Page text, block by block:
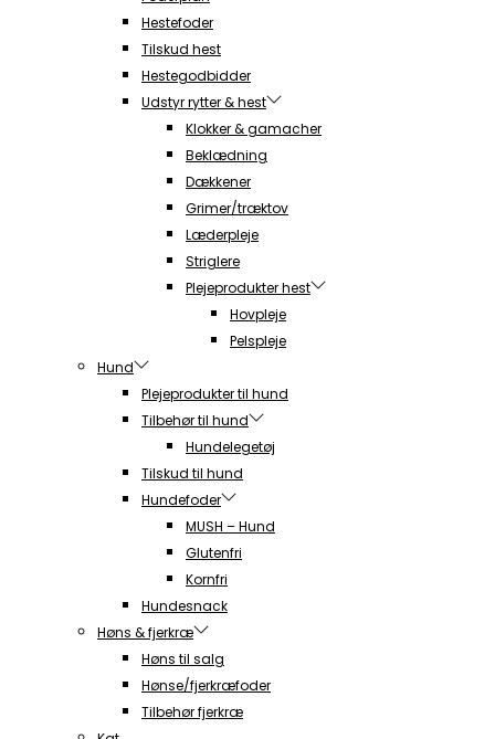
Hestefoder
Tilskud hest
Hestegodbidder
Udstyr rytter & hest
Klokker & gamacher
Beklædning
Dækkener
Grimer/træktov
Læderpleje
Striglere
Plejeprodukter hest
Hovpleje
Pelspleje
Hund
Plejeprodukter til hund
Tilbehør til hund
Hundelegetøj
Tilskud til hund
Hundefoder
MUSH – Hund
Glutenfri
Kornfri
Hundesnack
Høns & fjerkræ
Høns til salg
Hønse/fjerkræfoder
Tilbehør fjerkræ